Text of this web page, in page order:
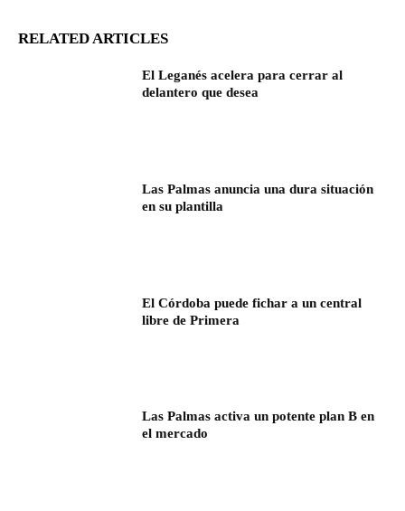
RELATED ARTICLES
El Leganés acelera para cerrar al
delantero que desea
Las Palmas anuncia una dura situación
en su plantilla
El Córdoba puede fichar a un central
libre de Primera
Las Palmas activa un potente plan B en
el mercado